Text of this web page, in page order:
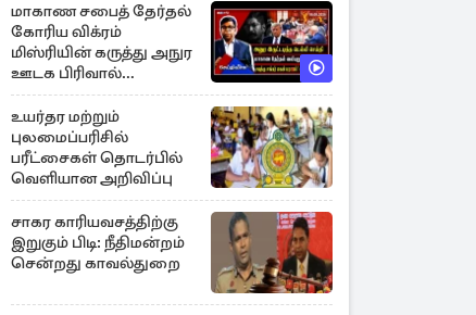
மாகாண சபைத் தேர்தல்
கோரிய விக்ரம்
மிஸ்ரியின் கருத்து அநுர
ஊடக பிரிவால்
அமுக்கப்பட்டது ஏன்...!
உயர்தர மற்றும்
புலமைப்பரிசில்
பரீட்சைகள் தொடர்பில்
வெளியான அறிவிப்பு
சாகர காரியவசத்திற்கு
இறுகும் பிடி: நீதிமன்றம்
சென்றது காவல்துறை